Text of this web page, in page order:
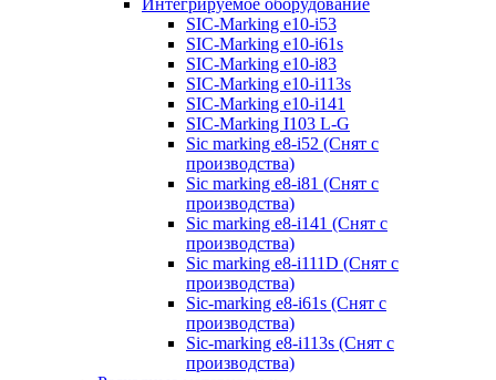
Интегрируемое оборудование
SIC-Marking e10-i53
SIC-Marking e10-i61s
SIC-Marking e10-i83
SIC-Marking e10-i113s
SIC-Marking e10-i141
SIC-Marking I103 L-G
Sic marking e8-i52 (Снят с
производства)
Sic marking e8-i81 (Снят с
производства)
Sic marking e8-i141 (Снят с
производства)
Sic marking e8-i111D (Снят с
производства)
Sic-marking e8-i61s (Снят с
производства)
Sic-marking e8-i113s (Снят с
производства)